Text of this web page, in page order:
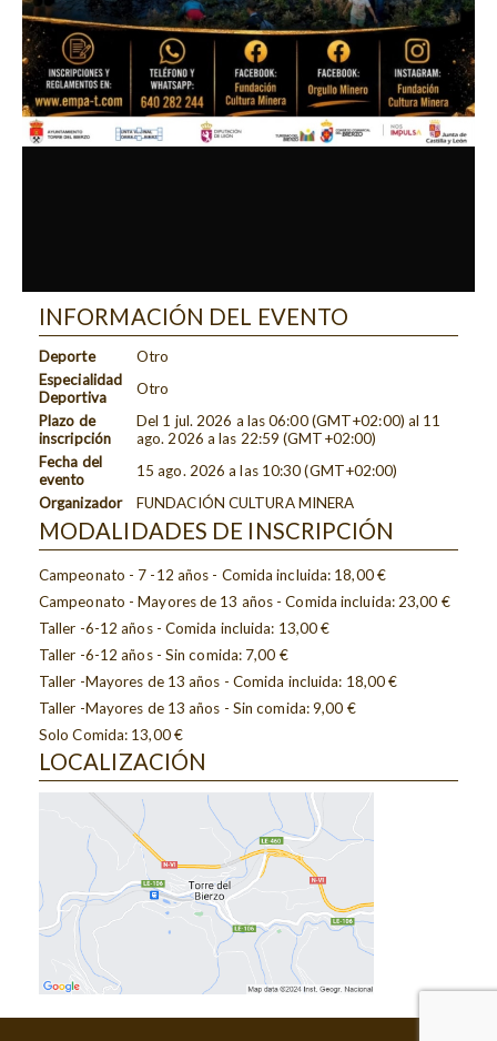
INFORMACIÓN DEL EVENTO
Deporte
Otro
Especialidad
Deportiva
Otro
Plazo de
inscripción
Del 1 jul. 2026 a las06:00 (GMT+02:00) al 11
ago. 2026 a las 22:59 (GMT+02:00)
Fecha del
evento
15 ago. 2026 a las 10:30 (GMT+02:00)
Organizador
FUNDACIÓN CULTURA MINERA
MODALIDADES DE INSCRIPCIÓN
Campeonato - 7 -12 años - Comida incluida: 18,00 €
Campeonato - Mayores de 13 años - Comida incluida: 23,00 €
Taller -6-12 años - Comida incluida: 13,00 €
Taller -6-12 años - Sin comida: 7,00 €
Taller -Mayores de 13 años - Comida incluida: 18,00 €
Taller -Mayores de 13 años - Sin comida: 9,00 €
Solo Comida: 13,00 €
LOCALIZACIÓN